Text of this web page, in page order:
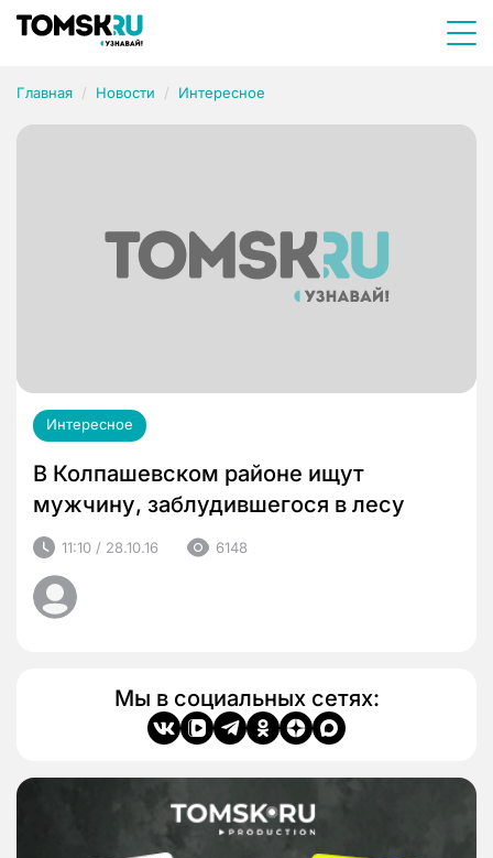
Главная Новости Интересное
Интересное
В Колпашевском районе ищут
мужчину, заблудившегося в лесу
11:10 / 28.10.16 6148
Мы в социальных сетях: